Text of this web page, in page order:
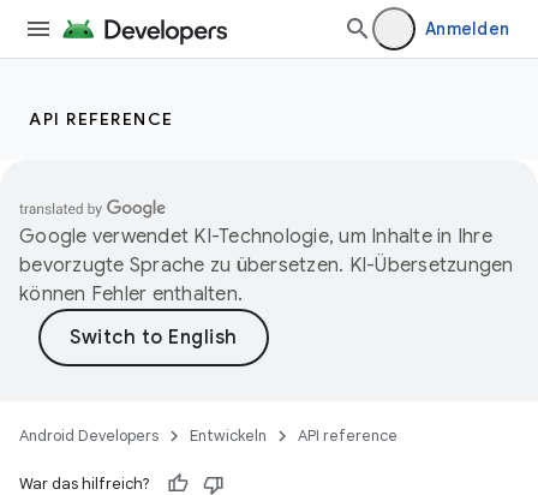
Anmelden
API REFERENCE
Google verwendet KI-Technologie, um Inhalte in Ihre
bevorzugte Sprache zu übersetzen. KI-Übersetzungen
können Fehler enthalten.
Android Developers Entwickeln API reference
War das hilfreich?